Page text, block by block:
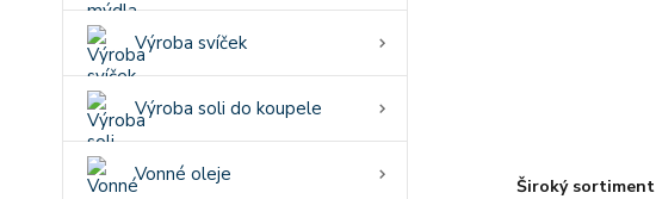
Výroba svíček
Výroba soli do koupele
Vonné oleje
Široký sortiment